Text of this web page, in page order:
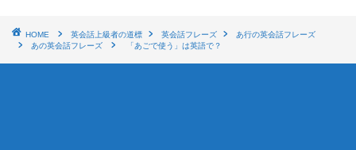
HOME 英会話上級者の道標 英会話フレーズ
あ行の英会話フレーズ
あの英会話フレーズ
「あごで使う」は英語で？